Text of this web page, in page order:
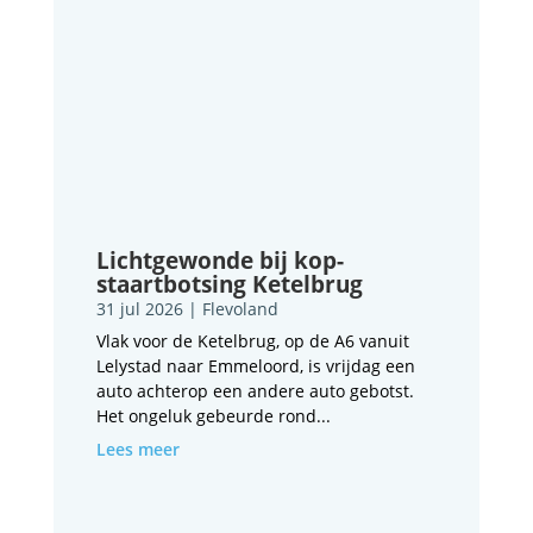
Lichtgewonde bij kop-
staartbotsing Ketelbrug
31 jul 2026| Flevoland
Vlak voor de Ketelbrug, op de A6 vanuit
Lelystad naar Emmeloord, is vrijdag een
auto achterop een andere auto gebotst.
Het ongeluk gebeurde rond...
Lees meer